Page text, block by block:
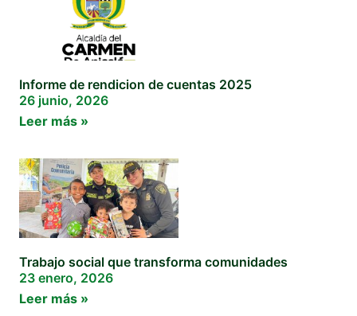
Informe de rendicion de cuentas 2025
26 junio, 2026
Leer más »
Trabajo social que transforma comunidades
23 enero, 2026
Leer más »